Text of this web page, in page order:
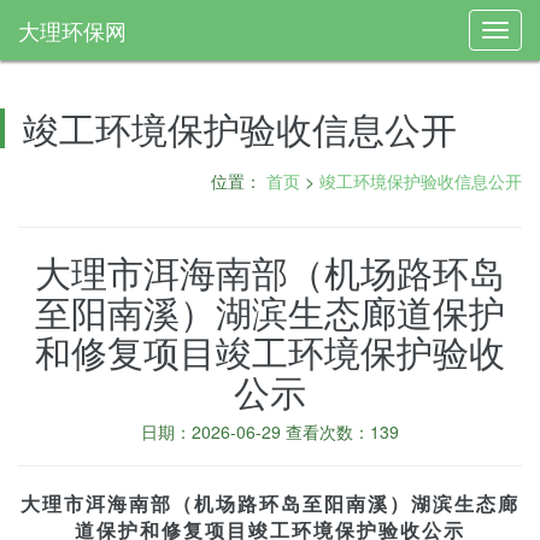
大理环保网
竣工环境保护验收信息公开
位置： 首页 > 竣工环境保护验收信息公开
大理市洱海南部（机场路环岛
至阳南溪）湖滨生态廊道保护
和修复项目竣工环境保护验收
公示
日期：2026-06-29 查看次数：139
大理市洱海南部（机场路环岛至阳南溪）湖滨生态廊
道保护和修复项目竣工环境保护验收公示